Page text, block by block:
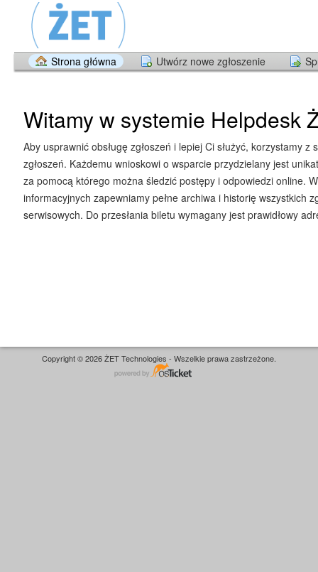
Strona główna Utwórz nowe zgłoszenie
Witamy w systemie Helpdesk
Aby usprawnić obsługę zgłoszeń i lepiej Ci służyć, korzystamy z
zgłoszeń. Każdemu wnioskowi o wsparcie przydzielany jest
za pomocą którego można śledzić postępy i odpowiedzi online.
informacyjnych zapewniamy pełne archiwa i historię wszystkich
serwisowych. Do przesłania biletu wymagany jest prawidłowy
Copyright © 2026 ŻET Technologies - Wszelkie prawa zastrzeżone.